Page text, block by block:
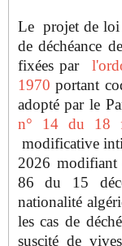
Le projet de loi
de déchéance
fixées par
1970 portant
adopté par le
n° 14 du 18
modificative
2026 modifiant
86 du 15
nationalité
les cas de
suscité de